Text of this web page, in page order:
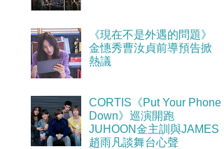
《現在不是外遇的問題》
金憓秀曹汝貞前導預告掀
熱議
CORTIS《Put Your Phone
Down》巡演開跑
JUHOON金主訓與JAMES
趙雨凡談舞台心聲